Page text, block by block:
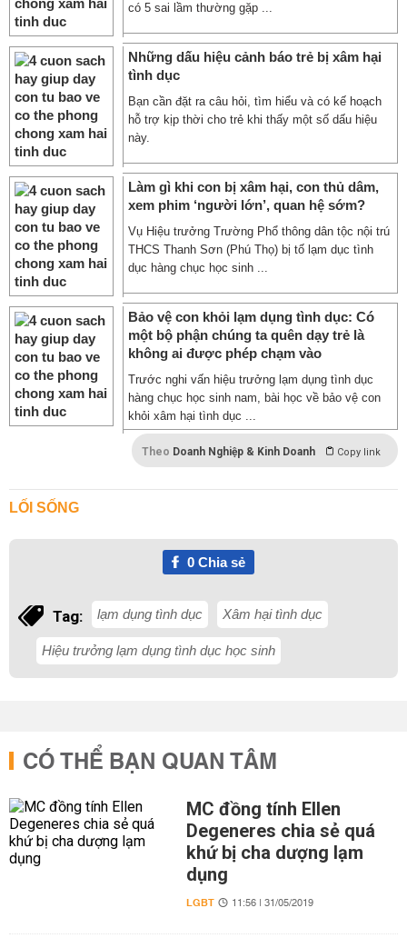
có 5 sai lầm thường gặp ...
Những dấu hiệu cảnh báo trẻ bị xâm hại
tình dục
Bạn cần đặt ra câu hỏi, tìm hiểu và có kế hoạch
hỗ trợ kịp thời cho trẻ khi thấy một số dấu hiệu
này.
Làm gì khi con bị xâm hại, con thủ dâm,
xem phim ‘người lớn’, quan hệ sớm?
Vụ Hiệu trưởng Trường Phổ thông dân tộc nội trú
THCS Thanh Sơn (Phú Thọ) bị tố lạm dục tình
dục hàng chục học sinh ...
Bảo vệ con khỏi lạm dụng tình dục: Có
một bộ phận chúng ta quên dạy trẻ là
không ai được phép chạm vào
Trước nghi vấn hiệu trưởng lạm dụng tình dục
hàng chục học sinh nam, bài học về bảo vệ con
khỏi xâm hại tình dục ...
Theo Doanh Nghiệp & Kinh Doanh Copy link
LỐI SỐNG
0Chia sẻ
Tag: lạm dụng tình dục Xâm hại tình dục
Hiệu trưởng lạm dụng tình dục học sinh
CÓ THỂ BẠN QUAN TÂM
MC đồng tính Ellen
Degeneres chia sẻ quá
khứ bị cha dượng lạm
dụng
LGBT 11:56 | 31/05/2019